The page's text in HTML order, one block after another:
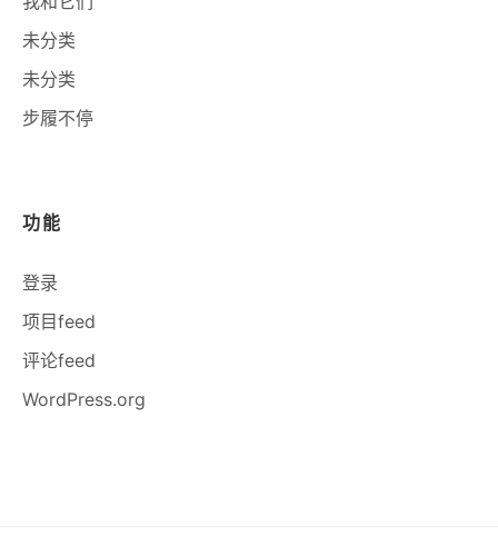
未分类
未分类
步履不停
功能
登录
项目feed
评论feed
WordPress.org